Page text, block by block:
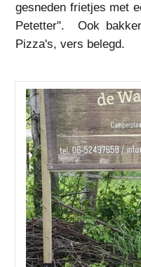
gesneden frietjes met
Petetter". Ook
Pizza's, vers belegd.